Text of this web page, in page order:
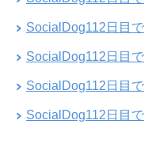
SocialDog112日目
SocialDog112日目
SocialDog112日目
SocialDog112日目